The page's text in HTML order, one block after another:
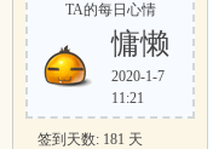
TA的每日心情
慵懒
2020-1-7
11:21
签到天数: 181 天